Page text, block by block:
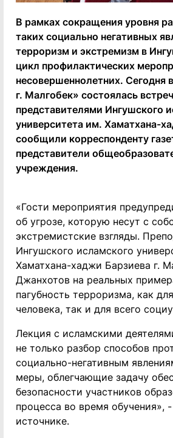
В рамках сокращения уровня
таких социально негативных
терроризм и экстремизм в
цикл профилактических
несовершеннолетних.
г. Малгобек» состоялась
представителями Ингушского
университета им. Хаматхана-
сообщили корреспонденту
представители
учреждения.
«Гости мероприятия
об угрозе, которую несут с
экстремистские взгляды.
Ингушского исламского
Хаматхана-хаджи Барзиева г.
Джанхотов на реальных
пагубность терроризма, как
человека, так и для всего
Лекция с исламскими
не только разбор способов
социально-негативным
меры, облегчающие задачу
безопасности участников
процесса во время обучения»,
источнике.